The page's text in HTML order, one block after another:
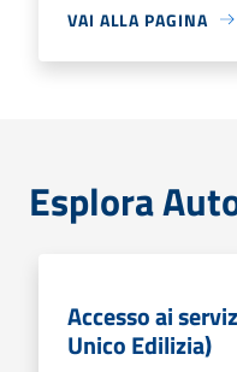
VAI ALLA PAGINA
Esplora
Accesso ai
Unico Edilizia)